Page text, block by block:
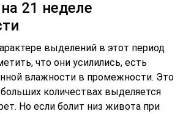
21 неделе
выделений в этот период
что они усилились, есть
влажности в промежности. Это
количествах выделяется
Но если болит низ живота при